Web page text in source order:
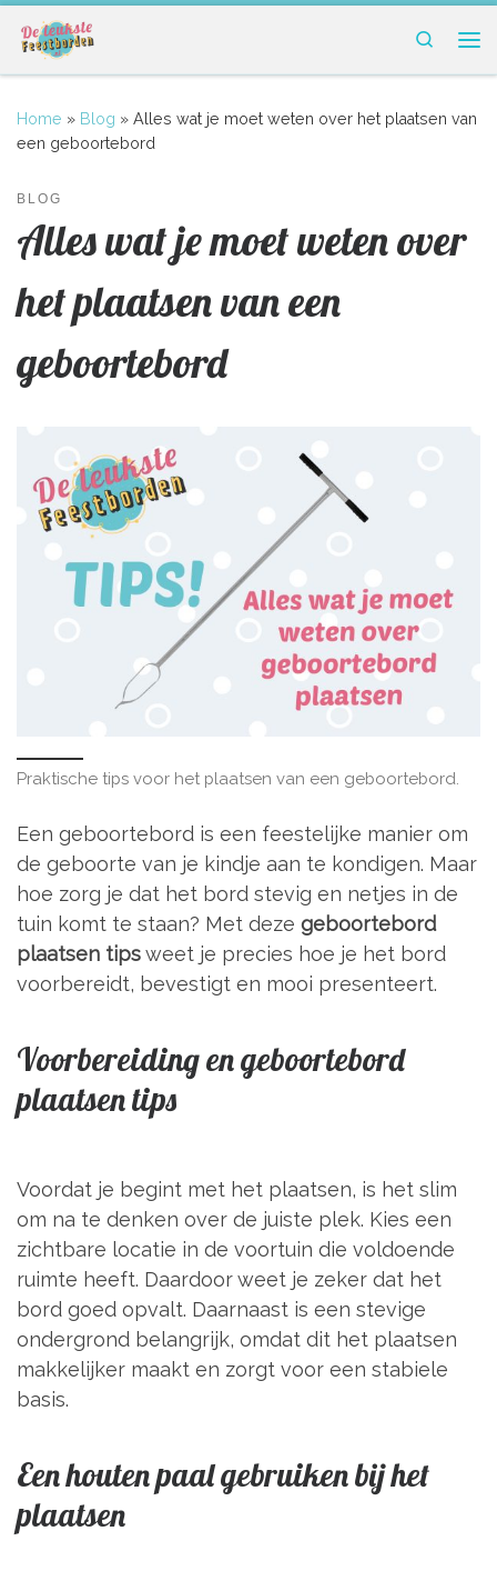
Ga naar inhoud
Search
Home » Blog » Alles wat je moet weten over het plaatsen van
een geboortebord
BLOG
Alles wat je moet weten over
het plaatsen van een
geboortebord
Praktische tips voor het plaatsen van een geboortebord.
Een geboortebord is een feestelijke manier om
de geboorte van je kindje aan te kondigen. Maar
hoe zorg je dat het bord stevig en netjes in de
tuin komt te staan? Met deze geboortebord
plaatsen tipsweet je precies hoe je het bord
voorbereidt, bevestigt en mooi presenteert.
Voorbereiding en geboortebord
plaatsen tips
Voordat je begint met het plaatsen, is het slim
om na te denken over de juiste plek. Kies een
zichtbare locatie in de voortuin die voldoende
ruimte heeft. Daardoor weet je zeker dat het
bord goed opvalt. Daarnaast is een stevige
ondergrond belangrijk, omdat dit het plaatsen
makkelijker maakt en zorgt voor een stabiele
basis.
Een houten paal gebruiken bij het
plaatsen